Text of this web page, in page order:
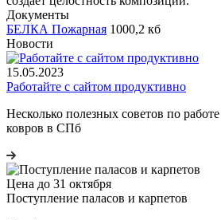
Документы
БЕЛКА Пожарная 1000,2 кб
Новости
15.05.2023
Работайте с сайтом продуктивно
Несколько полезных советов по
ковров в СПб
Цена до 31 октября
Поступление паласов и карпетов